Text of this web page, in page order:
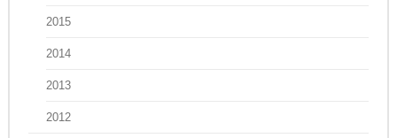
2015
2014
2013
2012